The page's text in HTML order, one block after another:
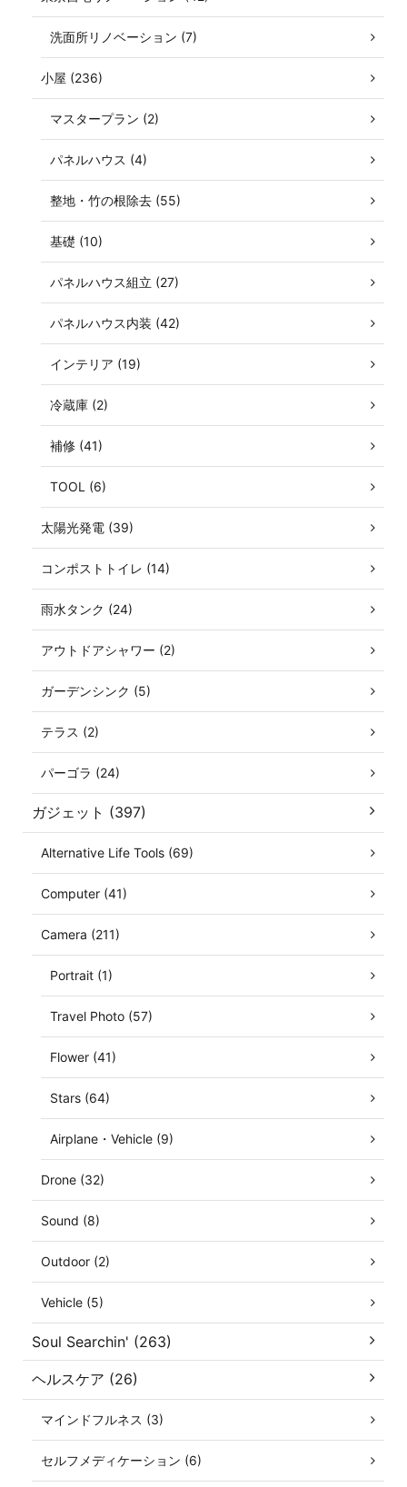
洗面所リノベーション (7)
小屋 (236)
マスタープラン (2)
パネルハウス (4)
整地・竹の根除去 (55)
基礎 (10)
パネルハウス組立 (27)
パネルハウス内装 (42)
インテリア (19)
冷蔵庫 (2)
補修 (41)
TOOL (6)
太陽光発電 (39)
コンポストトイレ (14)
雨水タンク (24)
アウトドアシャワー (2)
ガーデンシンク (5)
テラス (2)
パーゴラ (24)
ガジェット (397)
Alternative Life Tools (69)
Computer (41)
Camera (211)
Portrait (1)
Travel Photo (57)
Flower (41)
Stars (64)
Airplane・Vehicle (9)
Drone (32)
Sound (8)
Outdoor (2)
Vehicle (5)
Soul Searchin' (263)
ヘルスケア (26)
マインドフルネス (3)
セルフメディケーション (6)